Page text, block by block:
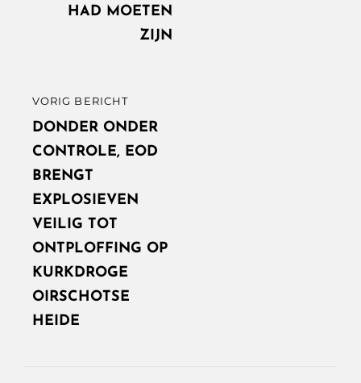
VORIG
BERICHT
VORIG BERICHT
DONDER ONDER
CONTROLE, EOD
BRENGT
EXPLOSIEVEN
VEILIG TOT
ONTPLOFFING OP
KURKDROGE
OIRSCHOTSE
HEIDE
HAD MOETEN
ZIJN